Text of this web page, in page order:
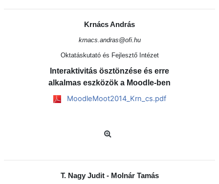
Krnács András
krnacs.andras@ofi.hu
Oktatáskutató és Fejlesztő Intézet
Interaktivitás ösztönzése és erre
alkalmas eszközök a Moodle-ben
MoodleMoot2014_Krn_cs.pdf
T. Nagy Judit - Molnár Tamás